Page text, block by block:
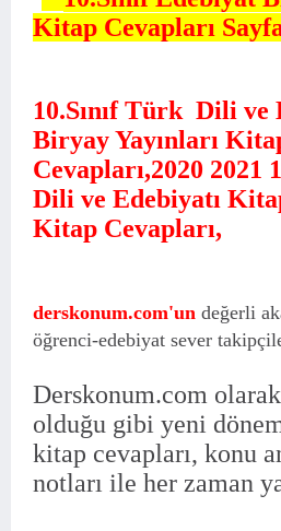
Kitap Cevapları
10.Sınıf Türk Dili ve
Biryay Yayınları
Cevapları,2020 2021
Dili ve Edebiyatı
Kitap Cevapları,
derskonum.com'un değerli
öğrenci-edebiyat sever
Derskonum.com
olduğu gibi yeni
kitap cevapları, konu
notları ile her zaman